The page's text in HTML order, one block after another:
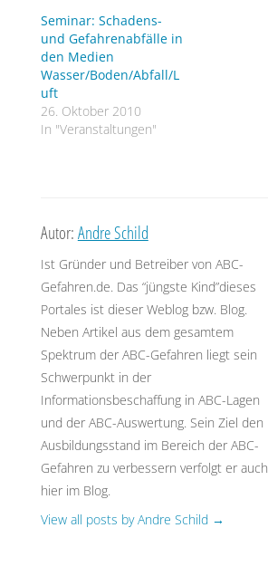
Seminar: Schadens-
und Gefahrenabfälle in
den Medien
Wasser/Boden/Abfall/L
uft
26. Oktober 2010
In "Veranstaltungen"
Autor: Andre Schild
Ist Gründer und Betreiber von ABC-
Gefahren.de. Das “jüngste Kind”dieses
Portales ist dieser Weblog bzw. Blog.
Neben Artikel aus dem gesamtem
Spektrum der ABC-Gefahren liegt sein
Schwerpunkt in der
Informationsbeschaffung in ABC-Lagen
und der ABC-Auswertung. Sein Ziel den
Ausbildungsstand im Bereich der ABC-
Gefahren zu verbessern verfolgt er auch
hier im Blog.
View all posts by Andre Schild →